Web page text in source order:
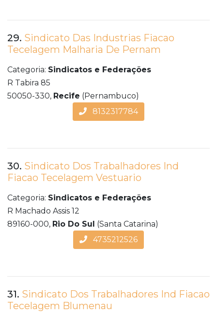
29. Sindicato Das Industrias Fiacao
Tecelagem Malharia De Pernam
Categoria: Sindicatos e Federações
R Tabira 85
50050-330, Recife (Pernambuco)
8132317784
30. Sindicato Dos Trabalhadores Ind
Fiacao Tecelagem Vestuario
Categoria: Sindicatos e Federações
R Machado Assis 12
89160-000, Rio Do Sul (Santa Catarina)
4735212526
31. Sindicato Dos Trabalhadores Ind Fiacao
Tecelagem Blumenau